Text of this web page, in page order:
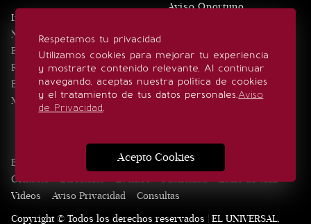
Respetamos tu privacidad
Utilizamos cookies para mejorar tu experiencia
y mostrarte contenido relevante. Al continuar
navegando, aceptas nuestra política de cookies
y el tratamiento de tus datos personales.Aviso
de Privacidad.
Acepto Cookies
Inicio
Noticias
Eventos
Realeza
Estilo de vida
Minuto x Minuto
Aviso Oportuno
SÍGUENOS
Edición Impresa Noticias Quiénes somos
Contacto
Directorio Eventos Publicidad
Estilo de vida
Videos
Aviso Privacidad
Consultas
Copyright © Todos los derechos reservados | EL UNIVERSAL,